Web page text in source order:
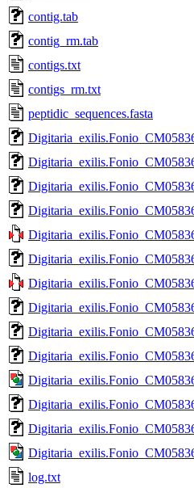
contig.tab
contig_rm.tab
contigs.txt
contigs_rm.txt
peptidic_sequences.fasta
log.txt